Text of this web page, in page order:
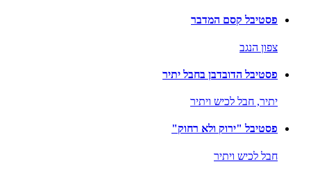
פסטיבל קסם המדבר
צפון הנגב
פסטיבל הדובדבן בחבל יתיר
יתיר, חבל לכיש ויתיר
פסטיבל "ירוק ולא רחוק"
חבל לכיש ויתיר